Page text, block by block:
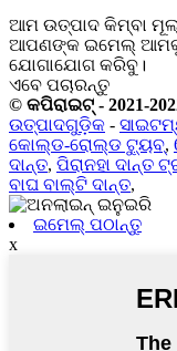
ଆମ ଉତ୍ପାଦ କିମ୍ବା
ଆପଣଙ୍କ ଇମେଲ୍ ଆମକୁ
ଯୋଗାଯୋଗ କରିବୁ।
ଏବେ ପଚାରନ୍ତୁ
© କପିରାଇଟ୍ - 2021-
ଉତ୍ପାଦଗୁଡ଼ିକ -
କୋଲ୍ଡ-ରୋଲ୍ଡ ଟ୍ୟୁବ୍,
ଦାନ୍ତ, ପିରାନହା ଦାନ୍ତ
ବାଘ ବାଲ୍ଟି ଦାନ୍ତ,
ଇମେଲ୍ ପଠାନ୍ତୁ
x